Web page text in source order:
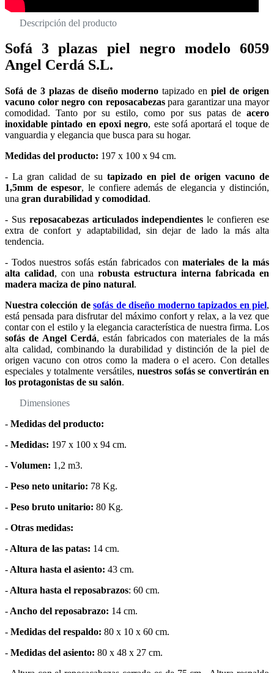
Descripción del producto
Sofá 3 plazas piel negro modelo 6059
Angel Cerdá S.L.
Sofá de 3 plazas de diseño moderno tapizado enpiel de origen
vacuno color negro con reposacabezaspara garantizar una mayor
comodidad. Tanto por su estilo, como por sus patas de acero
inoxidable pintado en epoxi negro, este sofá aportará el toque de
vanguardia y elegancia que busca para su hogar.
Medidas del producto: 197 x 100 x 94 cm.
- La gran calidad de su tapizado en piel de origen vacuno de
1,5mm de espesor, le confiere además de elegancia y distinción,
una gran durabilidad y comodidad.
- Sus reposacabezas articulados independientesle confieren ese
extra de confort y adaptabilidad, sin dejar de lado la más alta
tendencia.
- Todos nuestros sofás están fabricados con materiales de la más
alta calidad, con una robusta estructura interna fabricada en
madera maciza de pino natural.
Nuestra colección desofás de diseño moderno tapizados en piel,
está pensada para disfrutar del máximo confort y relax, a la vez que
contar con el estilo y la elegancia característica de nuestra firma. Los
sofás de Angel Cerdá, están fabricados con materiales de la más
alta calidad, combinando la durabilidad y distinción de la piel de
origen vacuno con otros como la madera o el acero. Con detalles
especiales y totalmente versátiles, nuestros sofás se convertirán en
los protagonistas de su salón.
Dimensiones
- Medidas del producto:
- Medidas: 197 x 100 x 94 cm.
- Volumen: 1,2 m3.
- Peso neto unitario: 78 Kg.
- Peso bruto unitario: 80 Kg.
- Otras medidas:
- Altura de las patas: 14 cm.
- Altura hasta el asiento: 43 cm.
- Altura hasta el reposabrazos: 60 cm.
- Ancho del reposabrazo: 14 cm.
- Medidas del respaldo: 80 x 10 x 60 cm.
- Medidas del asiento: 80 x 48 x 27 cm.